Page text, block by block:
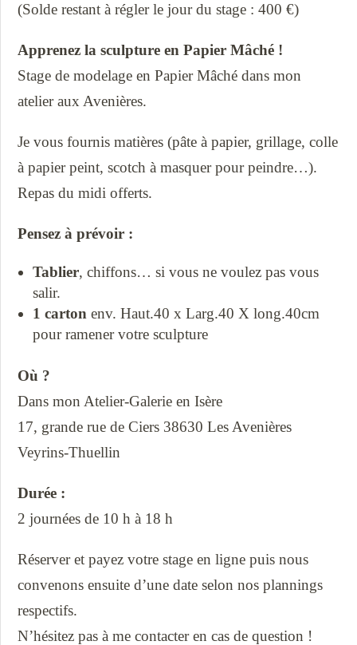
(Solde restant à régler le jour du stage : 400 €)
Apprenez la sculpture en Papier Mâché !
Stage de modelage en Papier Mâché dans mon
atelier aux Avenières.
Je vous fournis matières (pâte à papier, grillage, colle
à papier peint, scotch à masquer pour peindre…).
Repas du midi offerts.
Pensez à prévoir :
Tablier, chiffons… si vous ne voulez pas vous
salir.
1 carton env. Haut.40 x Larg.40 X long.40cm
pour ramener votre sculpture
Où ?
Dans mon Atelier-Galerie en Isère
17, grande rue de Ciers 38630 Les Avenières
Veyrins-Thuellin
Durée :
2 journées de 10 h à 18 h
Réserver et payez votre stage en ligne puis nous
convenons ensuite d’une date selon nos plannings
respectifs.
N’hésitez pas à me contacter en cas de question !